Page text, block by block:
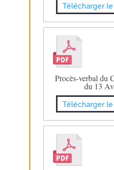
Télécharger
Procès-verbal du
du 13
Télécharger